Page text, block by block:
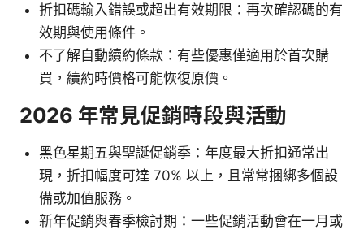
折扣碼輸入錯誤或超出有效期限：再次確認碼的有
效期與使用條件。
不了解自動續約條款：有些優惠僅適用於首次購
買，續約時價格可能恢復原價。
2026 年常見促銷時段與活動
黑色星期五與聖誕促銷季：年度最大折扣通常出
現，折扣幅度可達 70% 以上，且常常捆綁多個設
備或加值服務。
新年促銷與春季檢討期：一些促銷活動會在一月或